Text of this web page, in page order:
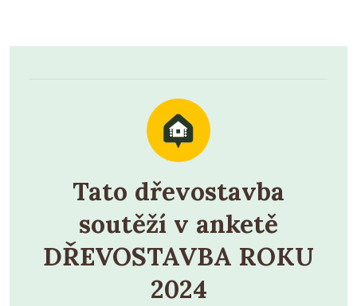
Tato dřevostavba
soutěží v anketě
DŘEVOSTAVBA ROKU
2024